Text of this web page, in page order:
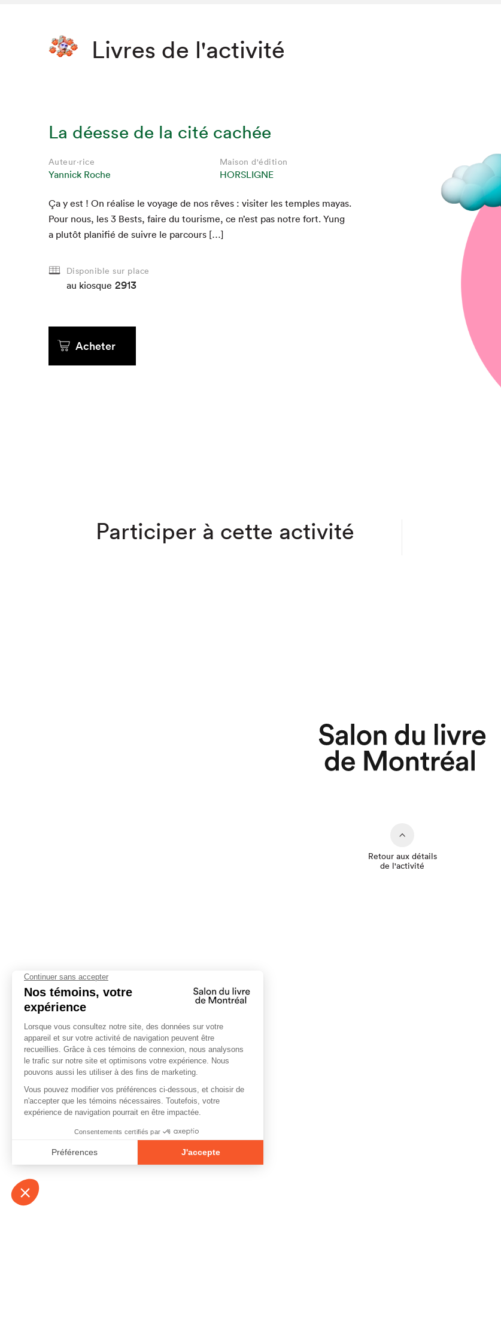
Livres de l'activité
La déesse de la cité cachée
Auteur·rice
Yannick Roche
Maison d'édition
HORSLIGNE
Ça y est ! On réalise le voy­age de nos rêves : vis­iter les tem­ples mayas.
Pour nous, les 3Bests, faire du tourisme, ce n’est pas notre fort. Yung
a plutôt plan­i­fié de suiv­re le parcours […]
Disponible sur place
au kiosque 2913
Acheter
Participer à cette activité
Retour aux détails
de l'activité